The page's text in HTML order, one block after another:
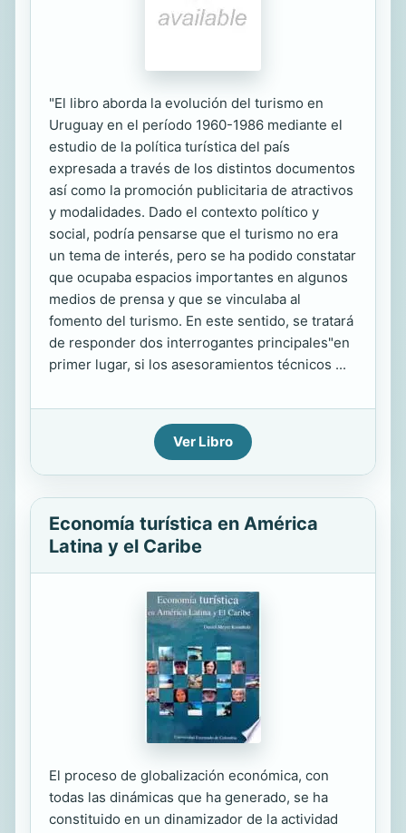
"El libro aborda la evolución del turismo en
Uruguay en el período 1960-1986 mediante el
estudio de la política turística del país
expresada a través de los distintos documentos
así como la promoción publicitaria de atractivos
y modalidades. Dado el contexto político y
social, podría pensarse que el turismo no era
un tema de interés, pero se ha podido constatar
que ocupaba espacios importantes en algunos
medios de prensa y que se vinculaba al
fomento del turismo. En este sentido, se tratará
de responder dos interrogantes principales"en
primer lugar, si los asesoramientos técnicos ...
Ver Libro
Economía turística en América
Latina y el Caribe
El proceso de globalización económica, con
todas las dinámicas que ha generado, se ha
constituido en un dinamizador de la actividad